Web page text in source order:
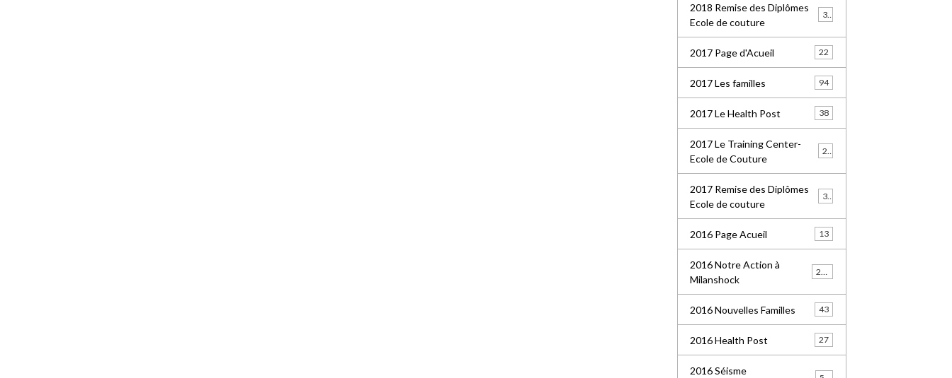
2018 Remise des Diplômes
Ecole de couture
2017 Page d'Acueil 22
2017 Les familles 94
2017 Le Health Post 38
2017 Le Training Center-
Ecole de Couture
2017 Remise des Diplômes
Ecole de couture
2016 Page Acueil 13
2016 Notre Action à
Milanshock
2016 Nouvelles Familles 43
2016 Health Post 27
2016 Séisme